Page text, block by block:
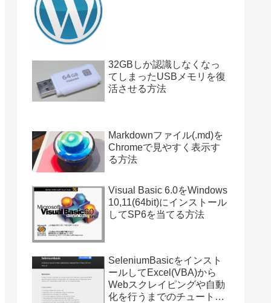
enqueue.
application, instead they should be
process.
win","UTF-8") . " ("
8") . ")\t"
32GBしか認識しなくなっ
てしまったUSBメモリを復
活させる方法
Markdownファイル(.md)を
Chromeで見やすく表示す
る方法
Visual Basic 6.0をWindows
10,11(64bit)にインストール
してSP6を当てる方法
SeleniumBasicをインスト
ールしてExcel(VBA)から
Webスクレイピングや自動
化を行うまでのチュートリ